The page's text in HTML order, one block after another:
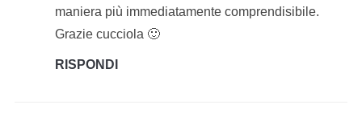
maniera più immediatamente comprendisibile.
Grazie cucciola 🙂
RISPONDI